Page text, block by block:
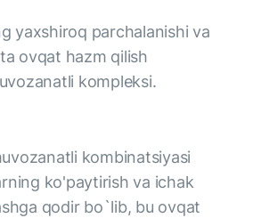
yaxshiroq parchalanishi va
ovqat hazm qilish
kompleksi.
kombinatsiyasi
ko'paytirish va ichak
qodir bo`lib, bu ovqat